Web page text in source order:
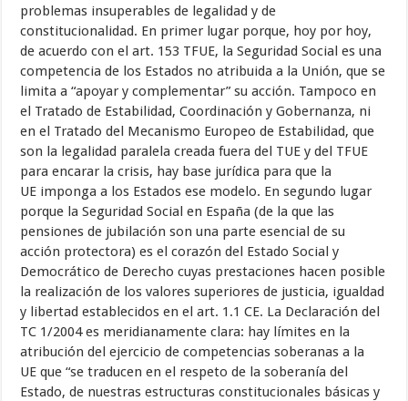
problemas insuperables de legalidad y de
constitucionalidad. En primer lugar porque, hoy por hoy,
de acuerdo con el art. 153 TFUE, la Seguridad Social es una
competencia de los Estados no atribuida a la Unión, que se
limita a “apoyar y complementar” su acción. Tampoco en
el Tratado de Estabilidad, Coordinación y Gobernanza, ni
en el Tratado del Mecanismo Europeo de Estabilidad, que
son la legalidad paralela creada fuera del TUE y del TFUE
para encarar la crisis, hay base jurídica para que la
UE imponga a los Estados ese modelo. En segundo lugar
porque la Seguridad Social en España (de la que las
pensiones de jubilación son una parte esencial de su
acción protectora) es el corazón del Estado Social y
Democrático de Derecho cuyas prestaciones hacen posible
la realización de los valores superiores de justicia, igualdad
y libertad establecidos en el art. 1.1 CE. La Declaración del
TC 1/2004 es meridianamente clara: hay límites en la
atribución del ejercicio de competencias soberanas a la
UE que “se traducen en el respeto de la soberanía del
Estado, de nuestras estructuras constitucionales básicas y